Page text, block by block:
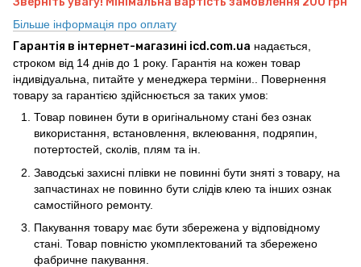
Більше інформація про оплату
Гарантія в інтернет-магазині icd.com.ua надається,
строком від 14 днів до 1 року. Гарантія на кожен товар
індивідуальна, питайте у менеджера терміни.. Повернення
товару за гарантією здійснюється за таких умов:
Товар повинен бути в оригінальному стані без ознак
використання, встановлення, вклеювання, подряпин,
потертостей, сколів, плям та ін.
Заводські захисні плівки не повинні бути зняті з товару, на
запчастинах не повинно бути слідів клею та інших ознак
самостійного ремонту.
Пакування товару має бути збережена у відповідному
стані. Товар повністю укомплектований та збережено
фабричне пакування.